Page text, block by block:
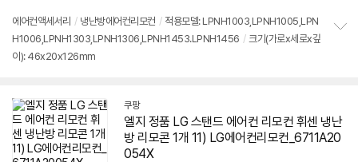
뷰
에어컨액세서리 / 냉난방에어컨리모컨 / 적용모델: LPNH1003,LPNH1005,LPN
H1006,LPNH1303,LPNH1306,LPNH1453.LPNH1456 / 크기(가로x세로x깊
이): 46x20x126mm
쿠팡
엘지 정품 LG 스탠드 에어컨 리모컨 휘센 냉난
방 리모콘 1개 11) LG에어컨리모컨_ 6711A20
054X